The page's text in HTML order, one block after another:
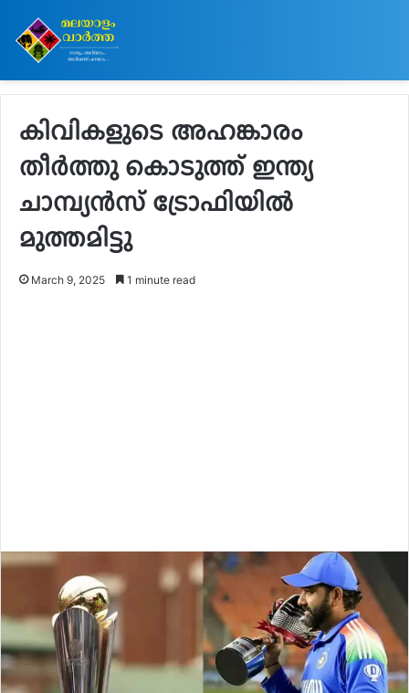
കിവികളുടെ അഹങ്കാരം
തീർത്തു കൊടുത്ത് ഇന്ത്യ
ചാമ്പ്യൻസ് ട്രോഫിയിൽ
മുത്തമിട്ടു
March 9, 2025 1 minute read